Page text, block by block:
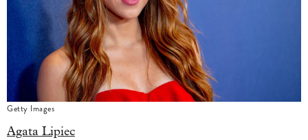
Getty Images
Agata Lipiec